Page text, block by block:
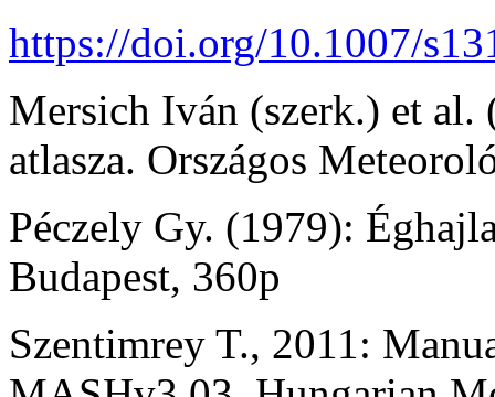
https://doi.org/10.1007/
Mersich Iván (szerk.) et
atlasza. Országos
Péczely Gy. (1979):
Budapest, 360p
Szentimrey T., 2011: